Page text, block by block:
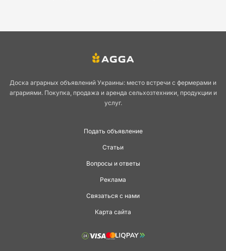
Доска аграрных объявлений Украины: место встречи с фермерами и
аграриями. Покупка, продажа и аренда сельхозтехники, продукции и
услуг.
Подать объявление
Статьи
Вопросы и ответы
Реклама
Связаться с нами
Карта сайта